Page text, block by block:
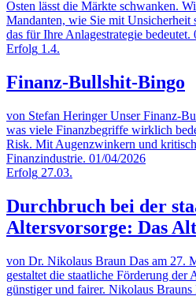
Osten lässt die Märkte schwanken.
Mandanten, wie Sie mit Unsicherheit
das für Ihre Anlagestrategie bedeutet.
Erfolg 1.4.
Finanz-Bullshit-Bingo
von Stefan Heringer Unser
was viele Finanzbegriffe wirklich
Risk. Mit Augenzwinkern und
Finanzindustrie. 01/04/2026
Erfolg 27.03.
Durchbruch bei der
Altersvorsorge: Das
von Dr. Nikolaus Braun Das am 27.
gestaltet die staatliche Förderung der
günstiger und fairer. Nikolaus